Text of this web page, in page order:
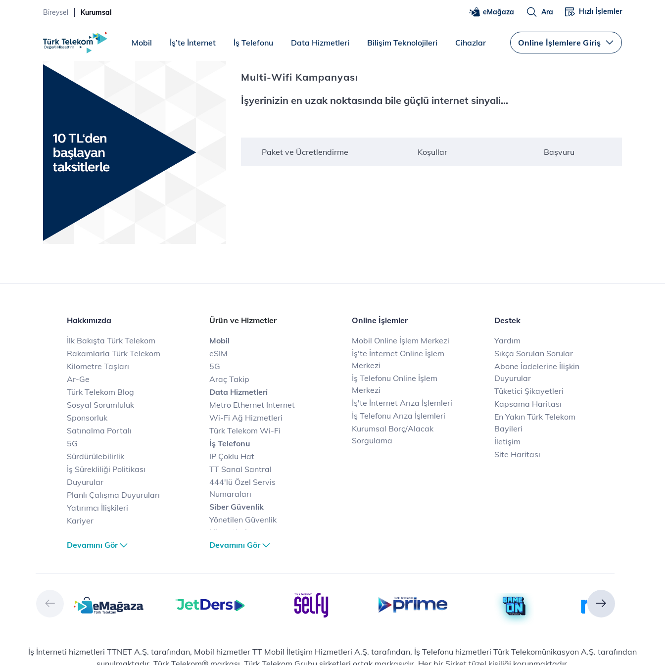
Bireysel Kurumsal eMağaza Ara Hızlı İşlemler
Mobil İş’te İnternet İş Telefonu Data Hizmetleri Bilişim Teknolojileri Cihazlar Online İşlemlere Giriş
Multi-Wifi Kampanyası
İşyerinizin en uzak noktasında bile güçlü internet sinyali...
Paket ve Ücretlendirme Koşullar Başvuru
Hakkımızda
İlk Bakışta Türk Telekom
Rakamlarla Türk Telekom
Kilometre Taşları
Ar-Ge
Türk Telekom Blog
Sosyal Sorumluluk
Sponsorluk
Satınalma Portalı
5G
Sürdürülebilirlik
İş Sürekliliği Politikası
Duyurular
Planlı Çalışma Duyuruları
Yatırımcı İlişkileri
Kariyer
Dağıtım
Hizmet Kalitesi Raporları
Vizyon & Değerlerimiz
Devamını Gör
Ürün ve Hizmetler
Mobil
eSIM
5G
Araç Takip
Data Hizmetleri
Metro Ethernet Internet
Wi-Fi Ağ Hizmetleri
Türk Telekom Wi-Fi
İş Telefonu
IP Çoklu Hat
TT Sanal Santral
444'lü Özel Servis
Numaraları
Siber Güvenlik
Yönetilen Güvenlik
Hizmetleri
Siber Güvenlik Merkezi
Sanal Veri Merkezi
E-posta
Devamını Gör
Online İşlemler
Mobil Online İşlem Merkezi
İş'te İnternet Online İşlem
Merkezi
İş Telefonu Online İşlem
Merkezi
İş'te İnternet Arıza İşlemleri
İş Telefonu Arıza İşlemleri
Kurumsal Borç/Alacak
Sorgulama
Destek
Yardım
Sıkça Sorulan Sorular
Abone İadelerine İlişkin
Duyurular
Tüketici Şikayetleri
Kapsama Haritası
En Yakın Türk Telekom
Bayileri
İletişim
Site Haritası
İş İnterneti hizmetleri TTNET A.Ş. tarafından, Mobil hizmetler TT Mobil İletişim Hizmetleri A.Ş. tarafından, İş Telefonu hizmetleri Türk Telekomünikasyon A.Ş. tarafından